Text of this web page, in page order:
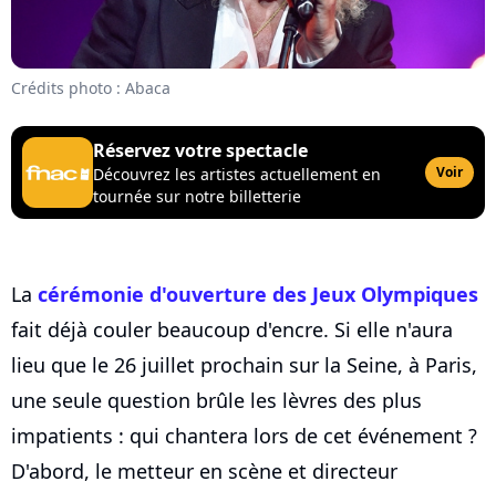
Crédits photo : Abaca
Réservez votre spectacle
Découvrez les artistes actuellement en
tournée sur notre billetterie
Voir
La cérémonie d'ouverture des Jeux Olympiques
fait déjà couler beaucoup d'encre. Si elle n'aura
lieu que le 26 juillet prochain sur la Seine, à Paris,
une seule question brûle les lèvres des plus
impatients : qui chantera lors de cet événement ?
D'abord, le metteur en scène et directeur